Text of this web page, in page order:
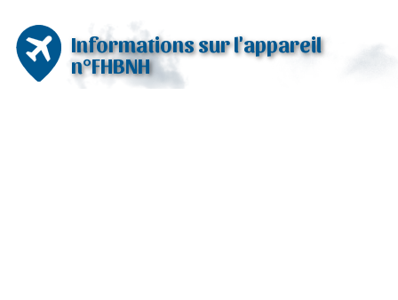
Informations sur l'appareil
n°FHBNH